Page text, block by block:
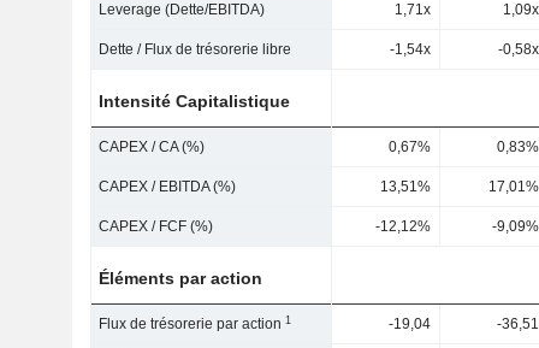
Leverage (Dette/EBITDA) 1,71x 1,09x
Dette / Flux de trésorerie libre -1,54x -0,58x
Intensité Capitalistique
CAPEX / CA (%) 0,67% 0,83%
CAPEX / EBITDA (%) 13,51% 17,01%
CAPEX / FCF (%) -12,12% -9,09%
Éléments par action
Flux de trésorerie par action1 -19,04 -36,51